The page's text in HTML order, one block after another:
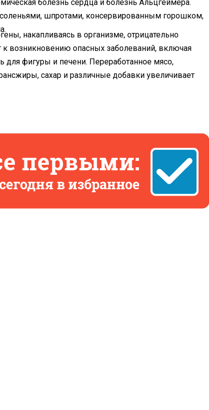
болезнь сердца и болезнь Альцгеймера.
соленьями, шпротами, консервированным горошком,
накапливаясь в организме, отрицательно
к возникновению опасных заболеваний, включая
для фигуры и печени. Переработанное мясо,
сахар и различные добавки увеличивает